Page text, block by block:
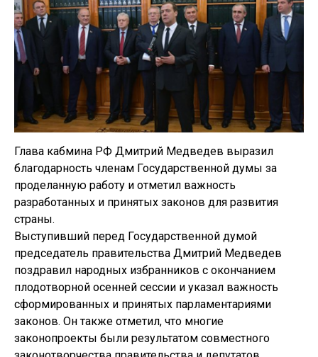
Глава кабмина РФ Дмитрий Медведев выразил
благодарность членам Государственной думы за
проделанную работу и отметил важность
разработанных и принятых законов для развития
страны.
Выступивший перед Государственной думой
председатель правительства Дмитрий Медведев
поздравил народных избранников с окончанием
плодотворной осенней сессии и указал важность
сформированных и принятых парламентариями
законов. Он также отметил, что многие
законопроекты были результатом совместного